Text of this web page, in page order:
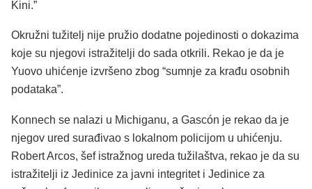
Kini.”
Okružni tužitelj nije pružio dodatne pojedinosti o dokazima
koje su njegovi istražitelji do sada otkrili. Rekao je da je
Yuovo uhićenje izvršeno zbog “sumnje za krađu osobnih
podataka”.
Konnech se nalazi u Michiganu, a Gascón je rekao da je
njegov ured surađivao s lokalnom policijom u uhićenju.
Robert Arcos, šef istražnog ureda tužilaštva, rekao je da su
istražitelji iz Jedinice za javni integritet i Jedinice za